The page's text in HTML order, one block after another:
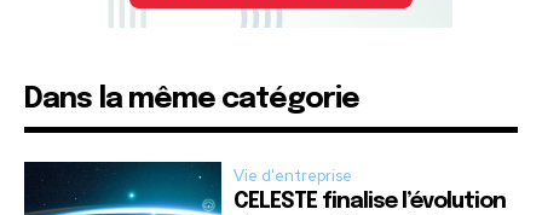
Dans la même catégorie
Vie d'entreprise
CELESTE finalise l’évolution